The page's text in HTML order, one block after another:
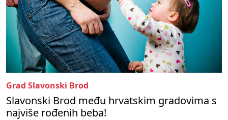
Grad Slavonski Brod
Slavonski Brod među hrvatskim gradovima s
najviše rođenih beba!